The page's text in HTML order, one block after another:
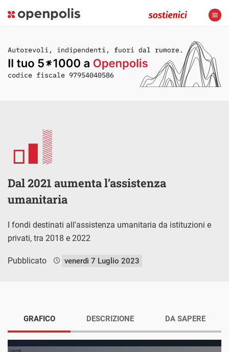
Dal 2021 aumenta l’assistenza
umanitaria
I fondi destinati all'assistenza umanitaria da istituzioni e
privati, tra 2018 e 2022
Pubblicato venerdì 7 Luglio 2023
GRAFICO DESCRIZIONE DA SAPERE